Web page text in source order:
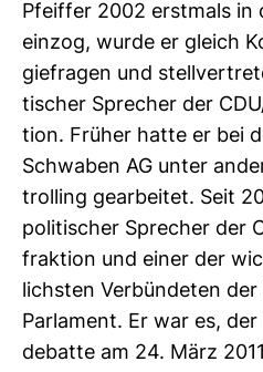
Pfeiffer 2002 erst­mals in
einzog, wurde er gleich
gie­fragen und
ti­scher Spre­cher der
tion. Früher hatte er bei
Schwaben AG unter
trol­ling gear­beitet. Seit
po­li­ti­scher Spre­cher der
frak­tion und einer der
lichsten Ver­bün­deten
Par­la­ment. Er war es,
de­batte am 24. März